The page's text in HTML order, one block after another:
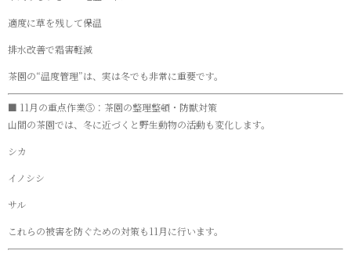
適度に草を残して保温
排水改善で霜害軽減
茶園の“温度管理”は、実は冬でも非常に重要です。
■ 11月の重点作業⑤：茶園の整理整頓・防獣対策
山間の茶園では、冬に近づくと野生動物の活動も変化します。
シカ
イノシシ
サル
これらの被害を防ぐための対策も11月に行います。